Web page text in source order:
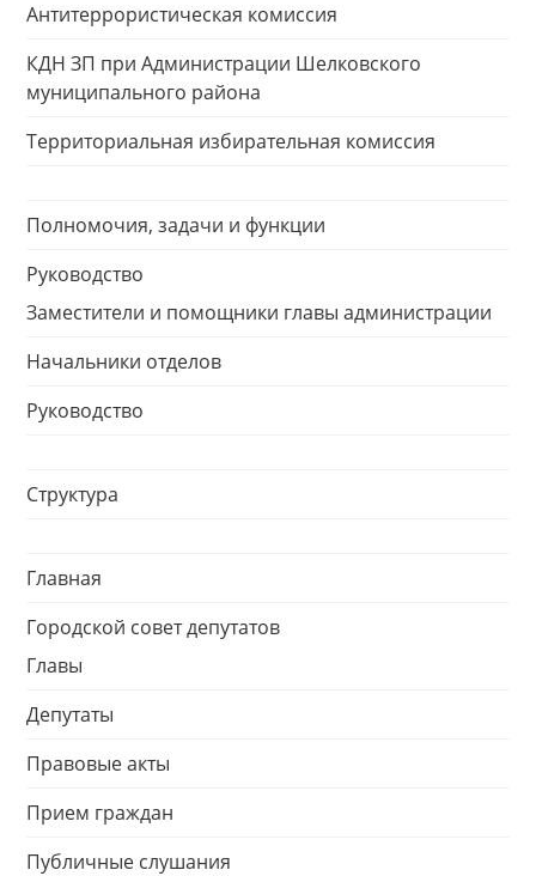
Антитеррористическая комиссия
КДН ЗП при Администрации Шелковского
муниципального района
Территориальная избирательная комиссия
Полномочия, задачи и функции
Руководство
Заместители и помощники главы администрации
Начальники отделов
Руководство
Структура
Главная
Городской совет депутатов
Главы
Депутаты
Правовые акты
Прием граждан
Публичные слушания